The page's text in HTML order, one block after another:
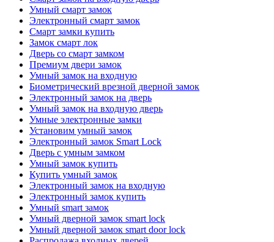
Умный смарт замок
Электронный смарт замок
Смарт замки купить
Замок смарт лок
Дверь со смарт замком
Премиум двери замок
Умный замок на входную
Биометрический врезной дверной замок
Электронный замок на дверь
Умный замок на входную дверь
Умные электронные замки
Установим умный замок
Электронный замок Smart Lock
Дверь с умным замком
Умный замок купить
Купить умный замок
Электронный замок на входную
Электронный замок купить
Умный smart замок
Умный дверной замок smart lock
Умный дверной замок smart door lock